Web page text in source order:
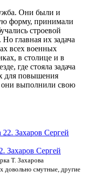
Они были и
форму, принимали
строевой
главная их задача
всех военных
в столице и в
где стояла задача
для повышения
они выполнили свою
Захаров Сергей
Т. Захарова
довольно смутные, другие